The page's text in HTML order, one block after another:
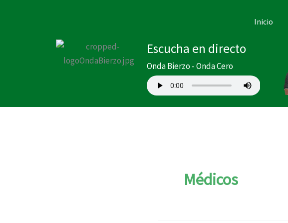
Inicio
Escucha en directo
Onda Bierzo - Onda Cero
Médicos